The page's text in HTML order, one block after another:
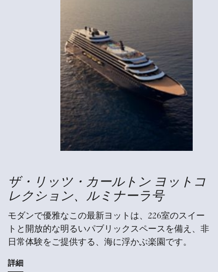
ザ・リッツ・カールトン ヨットコ
レクション、ルミナーラ号
モダンで優雅なこの最新ヨットは、226室のスイー
トと開放的な明るいパブリックスペースを備え、非
日常体験をご提供する、海に浮かぶ楽園です。
詳細